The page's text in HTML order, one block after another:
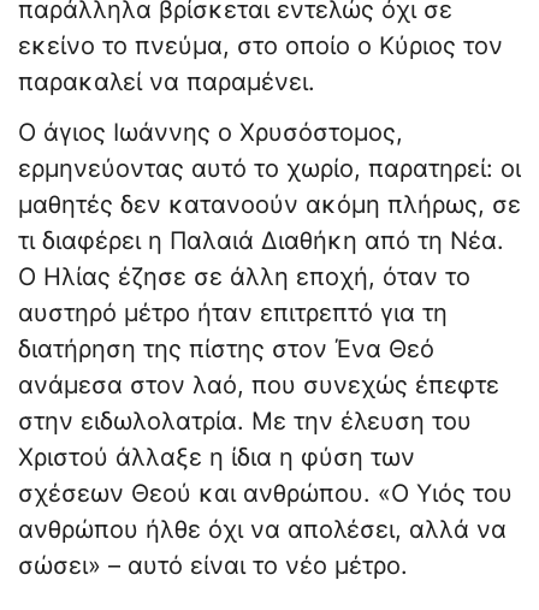
παράλληλα βρίσκεται εντελώς όχι σε
εκείνο το πνεύμα, στο οποίο ο Κύριος τον
παρακαλεί να παραμένει.
Ο άγιος Ιωάννης ο Χρυσόστομος,
ερμηνεύοντας αυτό το χωρίο, παρατηρεί: οι
μαθητές δεν κατανοούν ακόμη πλήρως, σε
τι διαφέρει η Παλαιά Διαθήκη από τη Νέα.
Ο Ηλίας έζησε σε άλλη εποχή, όταν το
αυστηρό μέτρο ήταν επιτρεπτό για τη
διατήρηση της πίστης στον Ένα Θεό
ανάμεσα στον λαό, που συνεχώς έπεφτε
στην ειδωλολατρία. Με την έλευση του
Χριστού άλλαξε η ίδια η φύση των
σχέσεων Θεού και ανθρώπου. «Ο Υιός του
ανθρώπου ήλθε όχι να απολέσει, αλλά να
σώσει» – αυτό είναι το νέο μέτρο.